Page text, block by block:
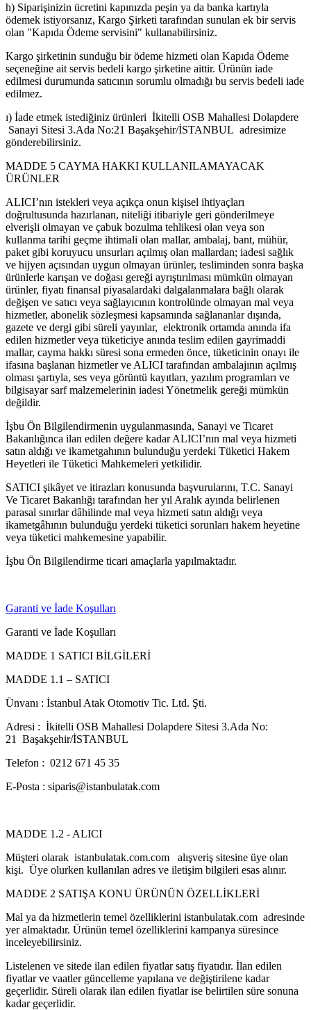
h) Siparişinizin ücretini kapınızda peşin ya da banka kartıyla
ödemek istiyorsanız, Kargo Şirketi tarafından sunulan ek bir servis
olan "Kapıda Ödeme servisini" kullanabilirsiniz.
Kargo şirketinin sunduğu bir ödeme hizmeti olan Kapıda Ödeme
seçeneğine ait servis bedeli kargo şirketine aittir. Ürünün iade
edilmesi durumunda satıcının sorumlu olmadığı bu servis bedeli iade
edilmez.
ı) İade etmek istediğiniz ürünleri İkitelli OSB Mahallesi Dolapdere
Sanayi Sitesi 3.Ada No:21 Başakşehir/İSTANBUL adresimize
gönderebilirsiniz.
MADDE 5 CAYMA HAKKI KULLANILAMAYACAK
ÜRÜNLER
ALICI’nın istekleri veya açıkça onun kişisel ihtiyaçları
doğrultusunda hazırlanan, niteliği itibariyle geri gönderilmeye
elverişli olmayan ve çabuk bozulma tehlikesi olan veya son
kullanma tarihi geçme ihtimali olan mallar, ambalaj, bant, mühür,
paket gibi koruyucu unsurları açılmış olan mallardan; iadesi sağlık
ve hijyen açısından uygun olmayan ürünler, tesliminden sonra başka
ürünlerle karışan ve doğası gereği ayrıştırılması mümkün olmayan
ürünler, fiyatı finansal piyasalardaki dalgalanmalara bağlı olarak
değişen ve satıcı veya sağlayıcının kontrolünde olmayan mal veya
hizmetler, abonelik sözleşmesi kapsamında sağlananlar dışında,
gazete ve dergi gibi süreli yayınlar, elektronik ortamda anında ifa
edilen hizmetler veya tüketiciye anında teslim edilen gayrimaddi
mallar, cayma hakkı süresi sona ermeden önce, tüketicinin onayı ile
ifasına başlanan hizmetler ve ALICI tarafından ambalajının açılmış
olması şartıyla, ses veya görüntü kayıtları, yazılım programları ve
bilgisayar sarf malzemelerinin iadesi Yönetmelik gereği mümkün
değildir.
İşbu Ön Bilgilendirmenin uygulanmasında, Sanayi ve Ticaret
Bakanlığınca ilan edilen değere kadar ALICI’nın mal veya hizmeti
satın aldığı ve ikametgahının bulunduğu yerdeki Tüketici Hakem
Heyetleri ile Tüketici Mahkemeleri yetkilidir.
SATICI şikâyet ve itirazları konusunda başvurularını, T.C. Sanayi
Ve Ticaret Bakanlığı tarafından her yıl Aralık ayında belirlenen
parasal sınırlar dâhilinde mal veya hizmeti satın aldığı veya
ikametgâhının bulunduğu yerdeki tüketici sorunları hakem heyetine
veya tüketici mahkemesine yapabilir.
İşbu Ön Bilgilendirme ticari amaçlarla yapılmaktadır.
Garanti ve İade Koşulları
Garanti ve İade Koşulları
MADDE 1 SATICI BİLGİLERİ
MADDE 1.1 – SATICI
Ünvanı : İstanbul Atak Otomotiv Tic. Ltd. Şti.
Adresi : İkitelli OSB Mahallesi Dolapdere Sitesi 3.Ada No:
21 Başakşehir/İSTANBUL
Telefon : 0212 671 45 35
E-Posta : siparis@istanbulatak.com
MADDE 1.2 - ALICI
Müşteri olarak istanbulatak.com.com alışveriş sitesine üye olan
kişi. Üye olurken kullanılan adres ve iletişim bilgileri esas alınır.
MADDE 2 SATIŞA KONU ÜRÜNÜN ÖZELLİKLERİ
Mal ya da hizmetlerin temel özelliklerini istanbulatak.com adresinde
yer almaktadır. Ürünün temel özelliklerini kampanya süresince
inceleyebilirsiniz.
Listelenen ve sitede ilan edilen fiyatlar satış fiyatıdır. İlan edilen
fiyatlar ve vaatler güncelleme yapılana ve değiştirilene kadar
geçerlidir. Süreli olarak ilan edilen fiyatlar ise belirtilen süre sonuna
kadar geçerlidir.